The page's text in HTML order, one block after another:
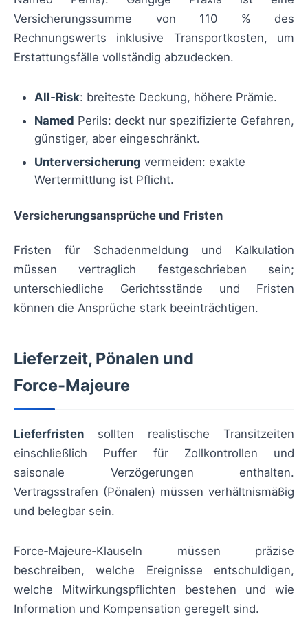
Versicherungssumme von 110 % des
Rechnungswerts inklusive Transportkosten, um
Erstattungsfälle vollständig abzudecken.
All‑Risk: breiteste Deckung, höhere Prämie.
Named Perils: deckt nur spezifizierte Gefahren,
günstiger, aber eingeschränkt.
Unterversicherung vermeiden: exakte
Wertermittlung ist Pflicht.
Versicherungsansprüche und Fristen
Fristen für Schadenmeldung und Kalkulation
müssen vertraglich festgeschrieben sein;
unterschiedliche Gerichtsstände und Fristen
können die Ansprüche stark beeinträchtigen.
Lieferzeit, Pönalen und
Force‑Majeure
Lieferfristen sollten realistische Transitzeiten
einschließlich Puffer für Zollkontrollen und
saisonale Verzögerungen enthalten.
Vertragsstrafen (Pönalen) müssen verhältnismäßig
und belegbar sein.
Force‑Majeure‑Klauseln müssen präzise
beschreiben, welche Ereignisse entschuldigen,
welche Mitwirkungspflichten bestehen und wie
Information und Kompensation geregelt sind.